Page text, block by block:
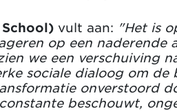
vult aan: "Het is
op een naderende
we een verschuiving
sociale dialoog om de
onverstoord
beschouwt,